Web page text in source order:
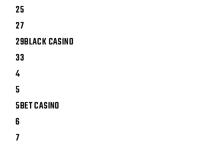
25
27
29BLACK CASINO
33
4
5
5BET CASINO
6
7